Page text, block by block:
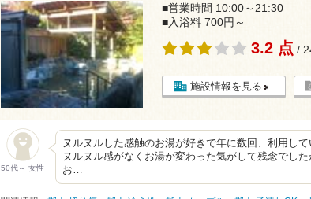
■営業時間 10:00～21:30
■入浴料 700円～
3.2 点 /
施設情報を見る
50代～ 女性
ヌルヌルした感触のお湯が好きで年に数回、利用し
ヌルヌル感がなくお湯が変わった気がして残念でし
お…